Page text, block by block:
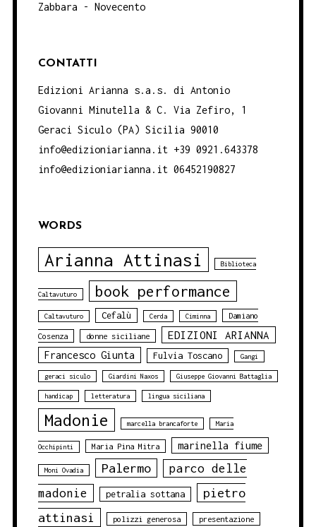
Zabbara - Novecento
CONTATTI
Edizioni Arianna s.a.s. di Antonio
Giovanni Minutella & C. Via Zefiro, 1
Geraci Siculo (PA) Sicilia 90010
info@edizioniarianna.it +39 0921.643378
info@edizioniarianna.it 06452190827
WORDS
Arianna Attinasi Biblioteca
Caltavuturo book performance
Caltavuturo Cefalù Cerda Ciminna Damiano
Cosenza donne siciliane EDIZIONI ARIANNA
Francesco Giunta Fulvia Toscano Gangi
geraci siculo Giardini Naxos Giuseppe Giovanni Battaglia
handicap letteratura lingua siciliana
Madonie marcella brancaforte Maria
Occhipinti Maria Pina Mitra marinella fiume
Moni Ovadia Palermo
parco delle
madonie
petralia sottana
pietro
attinasi
polizzi generosa presentazione